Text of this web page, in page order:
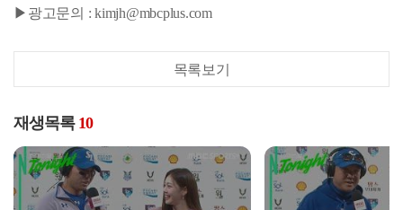
▶광고문의 : kimjh@mbcplus.com
목록보기
재생목록 10